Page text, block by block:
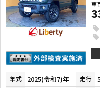
車
年式 2025(令和7)年 走行